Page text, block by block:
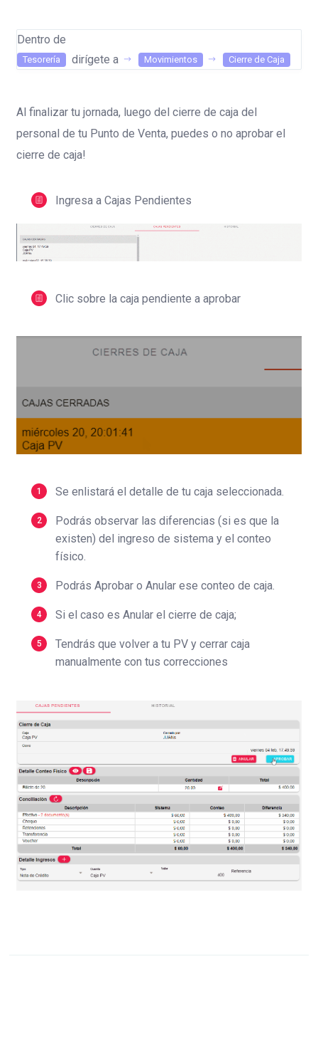
Dentro de
Tesorería dirígete a Movimientos Cierre de Caja
Al finalizar tu jornada, luego del cierre de caja del
personal de tu Punto de Venta, puedes o no aprobar el
cierre de caja!
Ingresa a Cajas Pendientes
Clic sobre la caja pendiente a aprobar
Se enlistará el detalle de tu caja seleccionada.
Podrás observar las diferencias (si es que la
existen) del ingreso de sistema y el conteo
físico.
Podrás Aprobar o Anular ese conteo de caja.
Si el caso es Anular el cierre de caja;
Tendrás que volver a tu PV y cerrar caja
manualmente con tus correcciones